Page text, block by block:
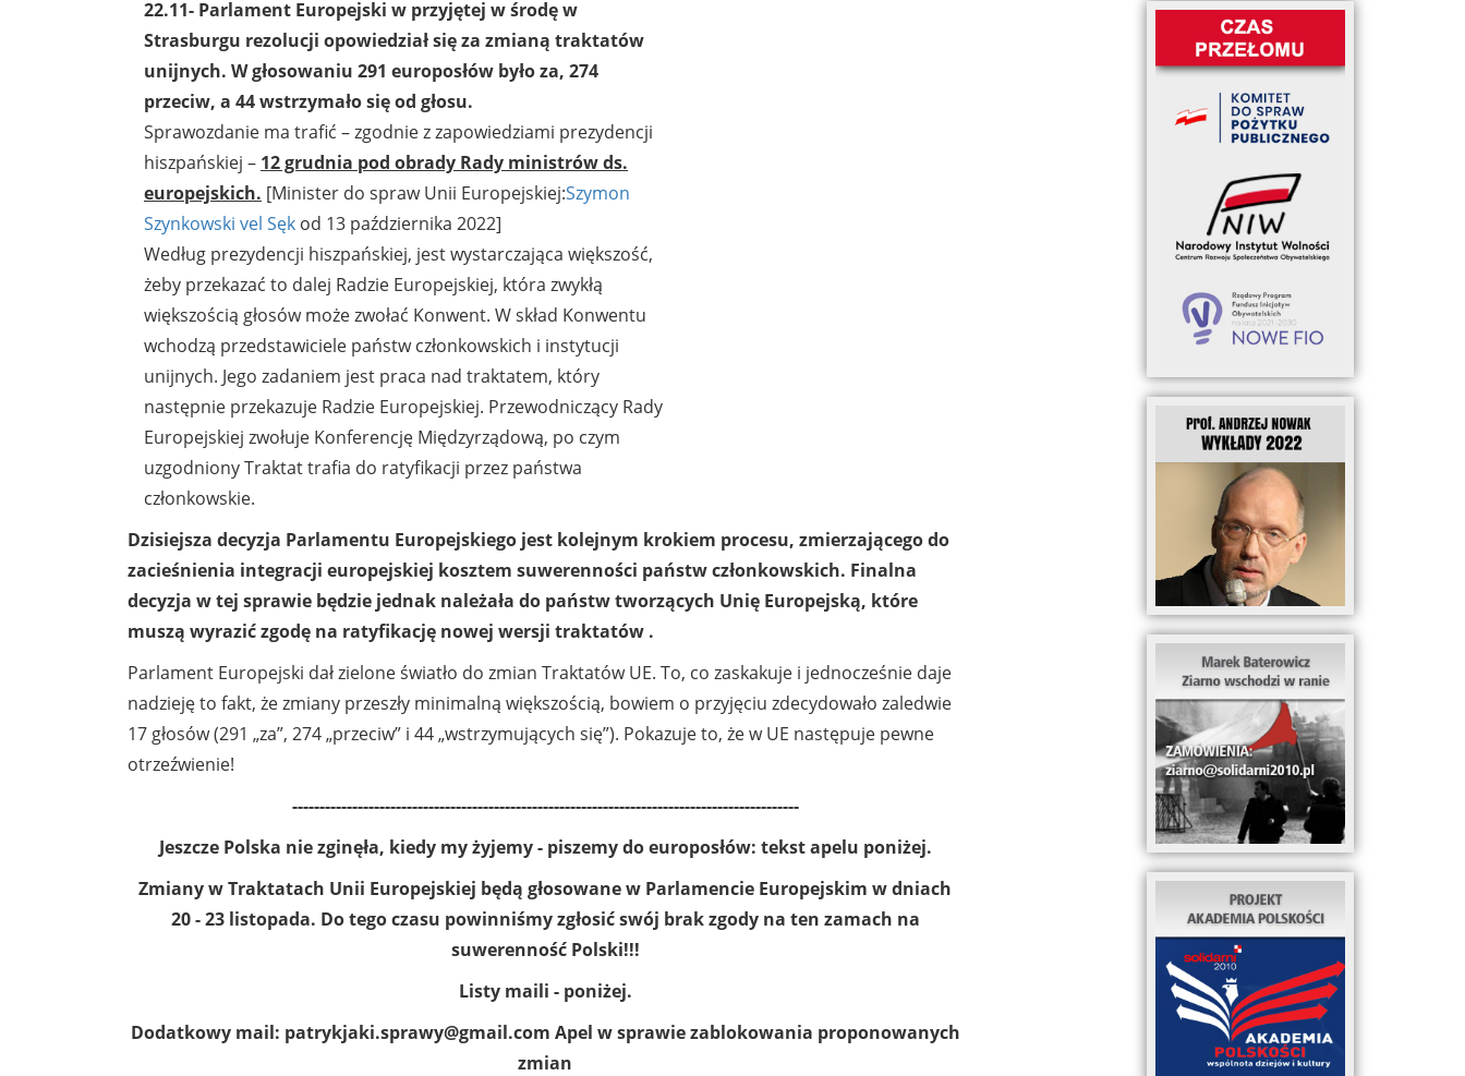
22.11- Parlament Europejski w przyjętej w środę w
Strasburgu rezolucji opowiedział się za zmianą traktatów
unijnych. W głosowaniu 291 europosłów było za, 274
przeciw, a 44 wstrzymało się od głosu.
Sprawozdanie ma trafić – zgodnie z zapowiedziami prezydencji
hiszpańskiej – 12 grudnia pod obrady Rady ministrów ds.
europejskich. [Minister do spraw Unii Europejskiej:Szymon
Szynkowski vel Sęk od 13 października 2022]
Według prezydencji hiszpańskiej, jest wystarczająca większość,
żeby przekazać to dalej Radzie Europejskiej, która zwykłą
większością głosów może zwołać Konwent. W skład Konwentu
wchodzą przedstawiciele państw członkowskich i instytucji
unijnych. Jego zadaniem jest praca nad traktatem, który
następnie przekazuje Radzie Europejskiej. Przewodniczący Rady
Europejskiej zwołuje Konferencję Międzyrządową, po czym
uzgodniony Traktat trafia do ratyfikacji przez państwa
członkowskie.
Dzisiejsza decyzja Parlamentu Europejskiego jest kolejnym krokiem procesu, zmierzającego do
zacieśnienia integracji europejskiej kosztem suwerenności państw członkowskich. Finalna
decyzja w tej sprawie będzie jednak należała do państw tworzących Unię Europejską, które
muszą wyrazić zgodę na ratyfikację nowej wersji traktatów .
Parlament Europejski dał zielone światło do zmian Traktatów UE. To, co zaskakuje i jednocześnie daje
nadzieję to fakt, że zmiany przeszły minimalną większością, bowiem o przyjęciu zdecydowało zaledwie
17 głosów (291 „za”, 274 „przeciw” i 44 „wstrzymujących się”). Pokazuje to, że w UE następuje pewne
otrzeźwienie!
---------------------------------------------------------------------------------------------
Jeszcze Polska nie zginęła, kiedy my żyjemy - piszemy do europosłów: tekst apelu poniżej.
Zmiany w Traktatach Unii Europejskiej będą głosowane w Parlamencie Europejskim w dniach
20 - 23 listopada. Do tego czasu powinniśmy zgłosić swój brak zgody na ten zamach na
suwerenność Polski!!!
Listy maili - poniżej.
Dodatkowy mail: patrykjaki.sprawy@gmail.com Apel w sprawie zablokowania proponowanych
zmian